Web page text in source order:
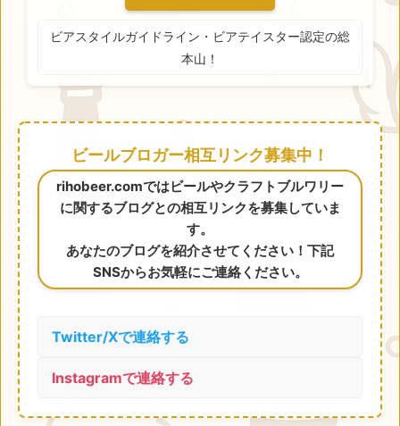
ビアスタイルガイドライン・ビアテイスター認定の総
本山！
ビールブロガー相互リンク募集中！
rihobeer.comではビールやクラフトブルワリー
に関するブログとの相互リンクを募集していま
す。
あなたのブログを紹介させてください！下記
SNSからお気軽にご連絡ください。
Twitter/Xで連絡する
Instagramで連絡する